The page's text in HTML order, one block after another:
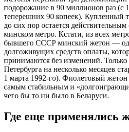
подорожание в 90 миллионов раз (с
теперешних 90 копеек). Купленный
до сих пор остается
минском метро. Кстати, из всех
бывшего СССР минский жетон —
долгоживущих средств оплаты,
принимаются без изменений.
Петербурга на несколько месяцев
1 марта 1992-го). Фиолетовый жетон
самым стабильным и
чего бы то ни было в Беларуси.
Где еще применялись